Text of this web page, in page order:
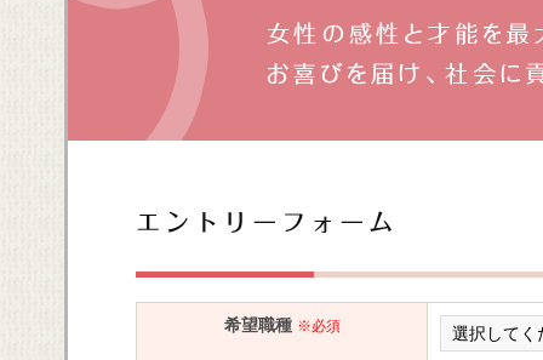
希望職種 ※必須